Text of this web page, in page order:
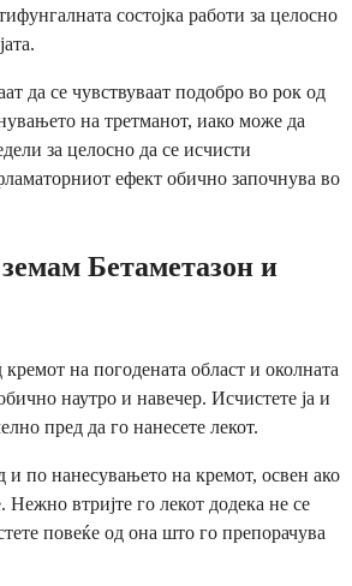
состојка работи за целосно
да се чувствуваат подобро во рок од
на третманот, иако може да
за целосно да се исчисти
ефект обично започнува во
Бетаметазон и
кремот на погодената област и околната
наутро и навечер. Исчистете ја и
пред да го нанесете лекот.
и по нанесувањето на кремот, освен ако
Нежно втријте го лекот додека не се
повеќе од она што го препорачува